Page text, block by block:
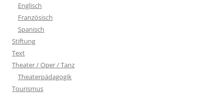
Englisch
Französisch
Spanisch
Stiftung
Text
Theater / Oper / Tanz
Theaterpädagogik
Tourismus